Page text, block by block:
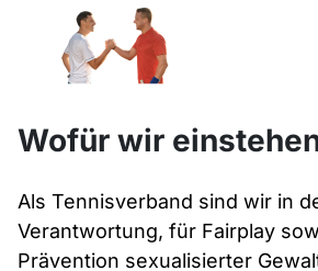
Wofür wir
Als Tennisverband sind wir in
Verantwortung, für Fairplay
Prävention sexualisierter